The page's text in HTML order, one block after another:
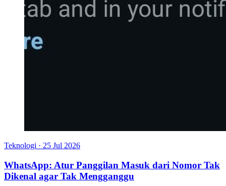
Teknologi · 25 Jul 2026
WhatsApp: Atur Panggilan Masuk dari Nomor Tak
Dikenal agar Tak Mengganggu